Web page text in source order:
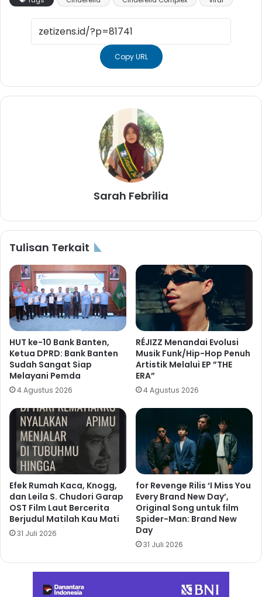
Copy URL
Sarah Febrilia
Tulisan Terkait
HUT ke-10 Bank Banten,
Ketua DPRD: Bank Banten
Sudah Sangat Siap
Melayani Pemda
4 Agustus 2026
RÉJIZZ Menandai Evolusi
Musik Funk/Hip-Hop Penuh
Artistik Melalui EP ”THE
ERA”
4 Agustus 2026
Efek Rumah Kaca, Knogg,
dan Leila S. Chudori Garap
OST Film Laut Bercerita
Berjudul Matilah Kau Mati
31 Juli 2026
for Revenge Rilis ‘I Miss You
Every Brand New Day’,
Original Song untuk film
Spider-Man: Brand New
Day
31 Juli 2026